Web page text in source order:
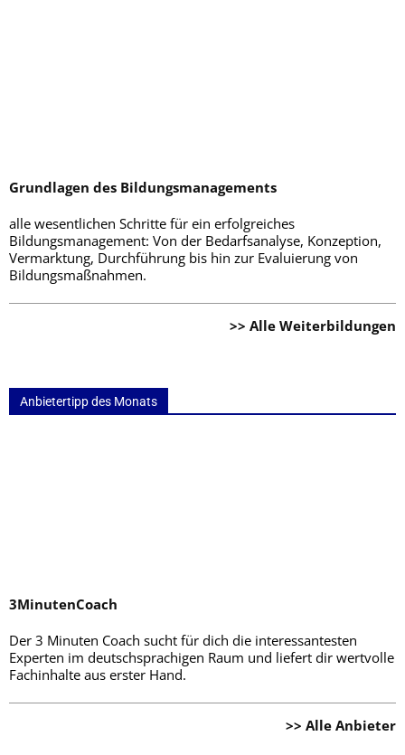
Grundlagen des Bildungsmanagements
alle wesentlichen Schritte für ein erfolgreiches
Bildungsmanagement: Von der Bedarfsanalyse, Konzeption,
Vermarktung, Durchführung bis hin zur Evaluierung von
Bildungsmaßnahmen.
>> Alle Weiterbildungen
Anbietertipp des Monats
3MinutenCoach
Der 3 Minuten Coach sucht für dich die interessantesten
Experten im deutschsprachigen Raum und liefert dir wertvolle
Fachinhalte aus erster Hand.
>> Alle Anbieter